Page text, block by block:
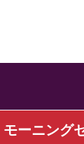
モーニング